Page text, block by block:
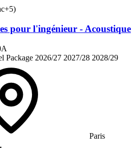
pour l'ingénieur - Acoustique
Package 2026/27 2027/28 2028/29
Paris